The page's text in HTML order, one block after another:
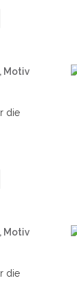
Motiv
die
Motiv
die